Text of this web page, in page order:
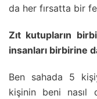
da her fırsatta bir
Zıt kutupların
insanları birbirine
Ben sahada 5
kişinin beni nasıl